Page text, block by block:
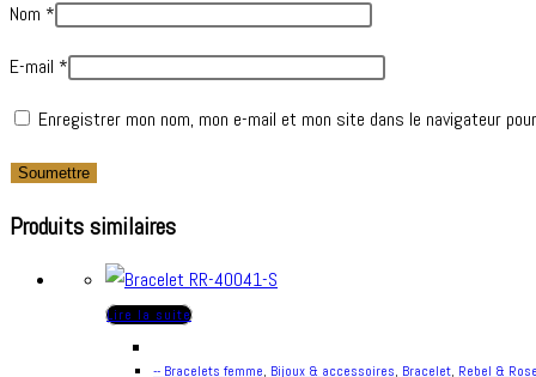
Nom *
E-mail *
Enregistrer mon nom, mon e-mail et mon site dans le navigateur
Produits similaires
Lire la suite
-- Bracelets femme, Bijoux & accessoires, Bracelet, Rebel &